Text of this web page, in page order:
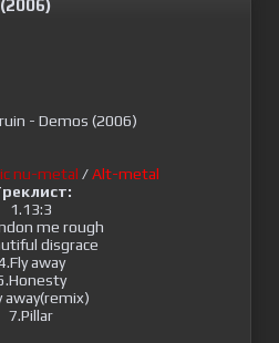
nu-metal /Alt-metal
1.13:3
me rough
disgrace
away
away(remix)
7.Pillar